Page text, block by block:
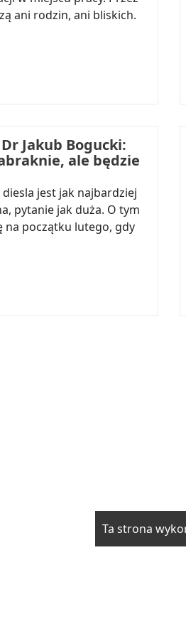
ani rodzin, ani bliskich.
Jakub Bogucki:
ale będzie
jest jak najbardziej
pytanie jak duża. O tym
na początku lutego, gdy
Ta strona